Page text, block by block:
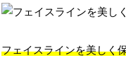
フェイスラインを美しく